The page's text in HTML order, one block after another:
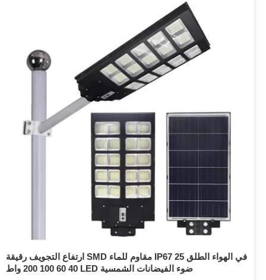
ارتفاع التجويف رقيقة SMD مقاوم للماء IP67 في الهواء الطلق 25
40 60 100 200 واط LED ضوء الفيضانات الشمسية